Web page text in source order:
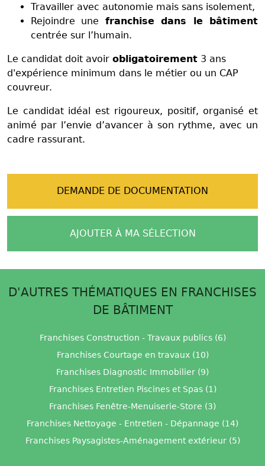
Travailler avec autonomie mais sans isolement,
Rejoindre une franchise dans le bâtiment
centrée sur l’humain.
Le candidat doit avoir obligatoirement 3 ans
d'expérience minimum dans le métier ou un CAP
couvreur.
Le candidat idéal est rigoureux, positif, organisé et
animé par l’envie d’avancer à son rythme, avec un
cadre rassurant.
DEMANDE DE DOCUMENTATION
AJOUTER À MA SÉLECTION
D'AUTRES THÉMATIQUES EN FRANCHISES
DE BÂTIMENT
Franchises Construction - Travaux publics (6)
Franchises Courtage en travaux (10)
Franchises Diagnostic Immobilier (9)
Franchises Entretien Piscines et Spas (1)
Franchises Fenêtre-Menuiserie-Store (3)
Franchises Nettoyage - Entretien - Dépannage (14)
Franchises Paysagistes-Aménagement extérieur (5)